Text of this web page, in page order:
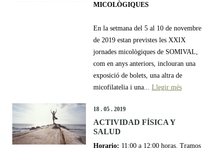
MICOLÒGIQUES
En la setmana del 5 al 10 de novembre
de 2019 estan previstes les XXIX
jornades micològiques de SOMIVAL,
com en anys anteriors, inclouran una
exposició de bolets, una altra de
micofilatelia i una... Llegir més
18 . 05 . 2019
ACTIVIDAD FÍSICA Y
SALUD
Horario: 11:00 a 12:00 horas. Tramos